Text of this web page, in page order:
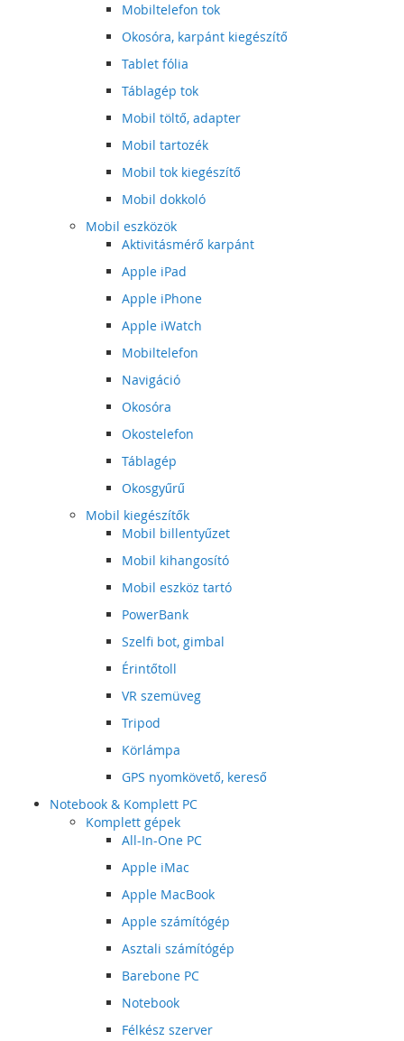
Mobiltelefon tok
Okosóra, karpánt kiegészítő
Tablet fólia
Táblagép tok
Mobil töltő, adapter
Mobil tartozék
Mobil tok kiegészítő
Mobil dokkoló
Mobil eszközök
Aktivitásmérő karpánt
Apple iPad
Apple iPhone
Apple iWatch
Mobiltelefon
Navigáció
Okosóra
Okostelefon
Táblagép
Okosgyűrű
Mobil kiegészítők
Mobil billentyűzet
Mobil kihangosító
Mobil eszköz tartó
PowerBank
Szelfi bot, gimbal
Érintőtoll
VR szemüveg
Tripod
Körlámpa
GPS nyomkövető, kereső
Notebook & Komplett PC
Komplett gépek
All-In-One PC
Apple iMac
Apple MacBook
Apple számítógép
Asztali számítógép
Barebone PC
Notebook
Félkész szerver